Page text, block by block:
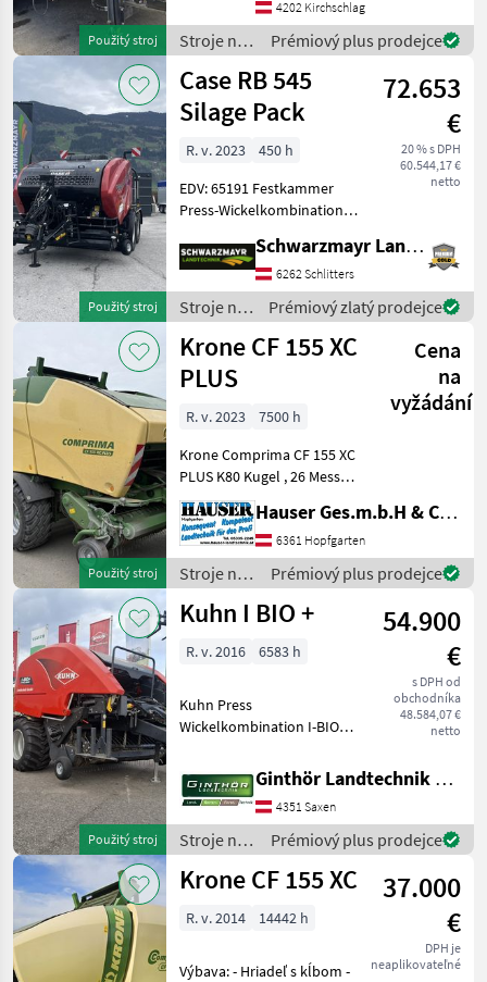
Použitý stroj
objemových krmív
Zvinovací lis
4202 Kirchschlag
Stroje na
zber
objemových
krmív /
Sonstige
Prémiový plus prodejce
Použitý stroj
Case RB 545
Silage Pack
72.653
€
20 % s DPH
60.544,17 €
netto
R. v. 2023
450 h
EDV: 65191 Festkammer
Press-Wickelkombination -
Ballen / BJ 2023 - mit 18
Presswalzen - mit 20 Messer
Rotorschneidwerk - mit
absenk
Schwarzmayr Landtechnik GmbH - Schlitters
6262 Schlitters
Stroje na
zber
objemových
krmív /
Case IH
Prémiový zlatý prodejce
Použitý stroj
Krone CF 155 XC
PLUS
Cena
na
vyžádání
R. v. 2023
7500 h
Krone Comprima CF 155 XC
PLUS K80 Kugel , 26 Messer
Schneidwerk inkl Hardox
Rotor mit verstärkten
Messerhebeln
Mantelfolienbindung inkl
Raffeinrichtung 500/60 R22
Hauser Ges.m.b.H & Co.KG
6361 Hopfgarten
Stroje na
zber
objemových
Krone
Prémiový plus prodejce
Použitý stroj
Kuhn I BIO +
54.900
€
s DPH od
obchodníka
48.584,07 €
netto
R. v. 2016 6583 h
Kuhn Press
Wickelkombination I-BIO+ +
Untenanhängung K80 +
Weitwinkelgelenkwelle + 23
Messerschneidwerk +
Messergruppenschaltung +
Pendel oder St
Ginthör Landtechnik GmbH
4351 Saxen
Stroje na
zber
objemových
Kuhn
Prémiový plus prodejce
Krone CF 155 XC
37.000
€
DPH je
neaplikovateľné
R. v. 2014 14442 h
Výbava: - Hriadeľ s kĺbom -